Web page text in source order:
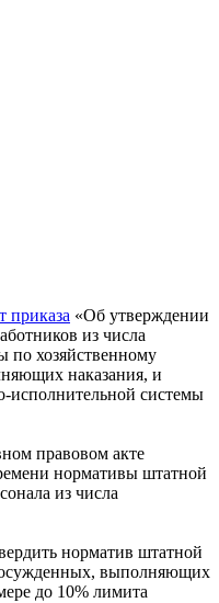
приказа «Об утверждении
из числа
хозяйственному
наказания, и
исполнительной системы
правовом акте
нормативы штатной
из числа
норматив штатной
осужденных, выполняющих
‎до 10% лимита